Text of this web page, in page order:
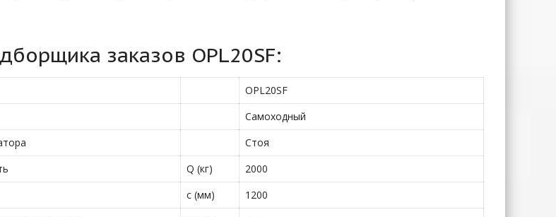
заказов OPL20SF:
OPL20SF
Самоходный
Стоя
Q (кг)
2000
c (мм)
1200